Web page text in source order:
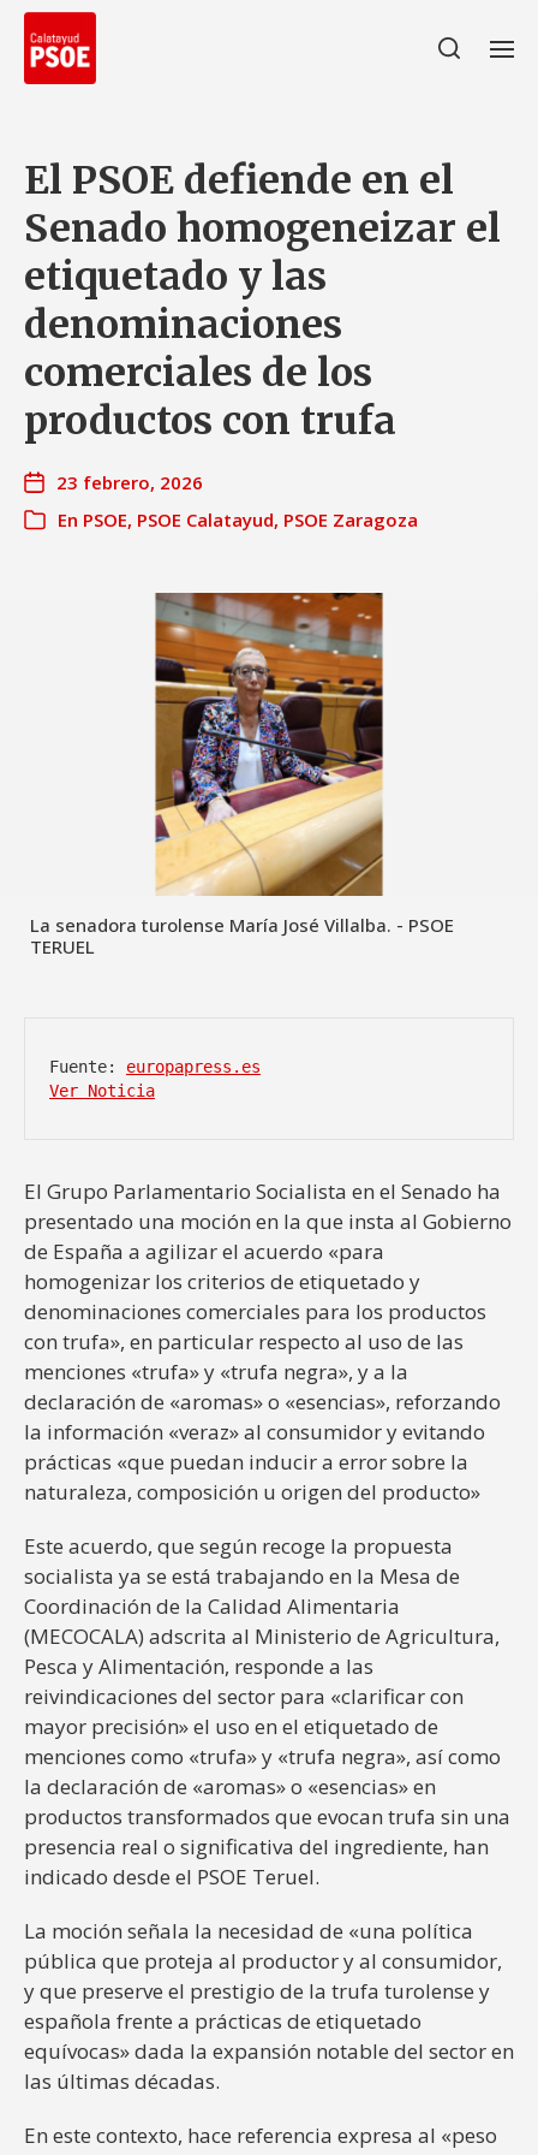
El PSOE defiende en el
Senado homogeneizar el
etiquetado y las
denominaciones
comerciales de los
productos con trufa
23 febrero, 2026
En PSOE, PSOE Calatayud, PSOE Zaragoza
La senadora turolense María José Villalba. - PSOE
TERUEL
Fuente: europapress.es
Ver Noticia
El Grupo Parlamentario Socialista en el Senado ha
presentado una moción en la que insta al Gobierno
de España a agilizar el acuerdo «para
homogenizar los criterios de etiquetado y
denominaciones comerciales para los productos
con trufa», en particular respecto al uso de las
menciones «trufa» y «trufa negra», y a la
declaración de «aromas» o «esencias», reforzando
la información «veraz» al consumidor y evitando
prácticas «que puedan inducir a error sobre la
naturaleza, composición u origen del producto»
Este acuerdo, que según recoge la propuesta
socialista ya se está trabajando en la Mesa de
Coordinación de la Calidad Alimentaria
(MECOCALA) adscrita al Ministerio de Agricultura,
Pesca y Alimentación, responde a las
reivindicaciones del sector para «clarificar con
mayor precisión» el uso en el etiquetado de
menciones como «trufa» y «trufa negra», así como
la declaración de «aromas» o «esencias» en
productos transformados que evocan trufa sin una
presencia real o significativa del ingrediente, han
indicado desde el PSOE Teruel.
La moción señala la necesidad de «una política
pública que proteja al productor y al consumidor,
y que preserve el prestigio de la trufa turolense y
española frente a prácticas de etiquetado
equívocas» dada la expansión notable del sector en
las últimas décadas.
En este contexto, hace referencia expresa al «peso